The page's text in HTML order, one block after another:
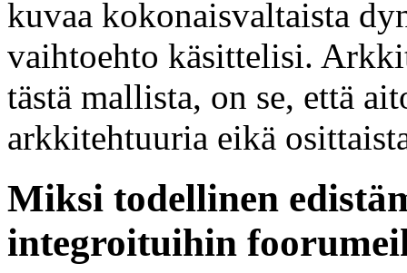
kuvaa kokonaisvaltaista
vaihtoehto käsittelisi.
tästä mallista, on se, että
arkkitehtuuria eikä
Miksi todellinen
integroituihin